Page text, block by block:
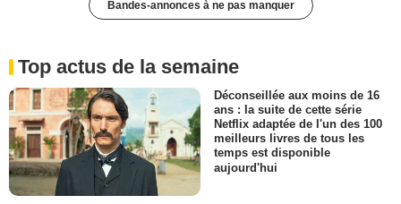
Bandes-annonces à ne pas manquer
Top actus de la semaine
Déconseillée aux moins de 16
ans : la suite de cette série
Netflix adaptée de l'un des 100
meilleurs livres de tous les
temps est disponible
aujourd'hui